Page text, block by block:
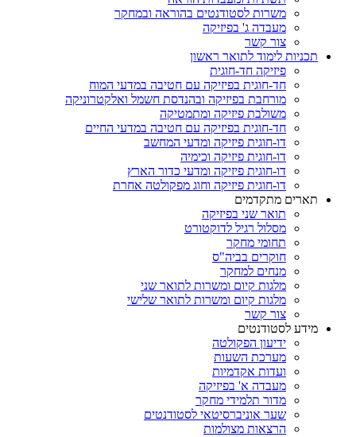
משרות לסטודנטים בהוראה ובמחקר
מעבדה ג' בפיזיקה
צור קשר
תכניות לימוד לתואר ראשון
פיזיקה חד-חוגית
חד-חוגית בפיזיקה עם חטיבה במדעי המוח
מורחבת בפיזיקה ובהנדסת חשמל ואלקטרוניקה
משולבת פיזיקה ומתמטיקה
חד-חוגית בפיזיקה עם חטיבה במדעי החיים
דו-חוגית פיזיקה ומדעי המחשב
דו-חוגית פיזיקה וכימיה
דו-חוגית פיזיקה ומדעי כדור הארץ
דו-חוגית פיזיקה וחוג מפקולטה אחרת
תארים מתקדמים
תואר שני בפיזיקה
מסלול רגיל לדוקטורט
תחומי מחקר
חוקרים בביה"ס
מנחים למחקר
מלגות קיום ומשרות לתואר שני
מלגות קיום ומשרות לתואר שלישי
צור קשר
מידע לסטודנטים
ידיעון הפקולטה
מערכת השעות
ועדות אקדמיות
מעבדה א' בפיזיקה
מדור תלמידי מחקר
שער אוניברסיטאי לסטודנטים
הרצאות מצולמות